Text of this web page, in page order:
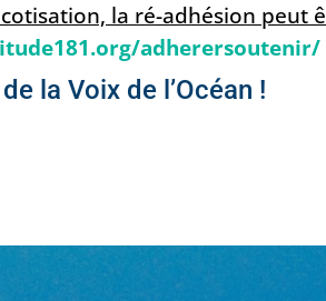
la ré-adhésion peut
adherersoutenir/
la Voix de l’Océan !